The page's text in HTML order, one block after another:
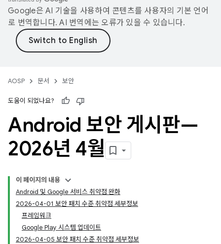
Google은 AI 기술을 사용하여 콘텐츠를 사용자의 기본 언어
로 번역합니다. AI 번역에는 오류가 있을 수 있습니다.
AOSP 문서 보안
도움이 되었나요?
Android 보안 게시판—
2026년 4월
이 페이지의 내용
Android 및 Google 서비스 취약점 완화
2026-04-01 보안 패치 수준 취약점 세부정보
프레임워크
Google Play 시스템 업데이트
2026-04-05 보안 패치 수준 취약점 세부정보